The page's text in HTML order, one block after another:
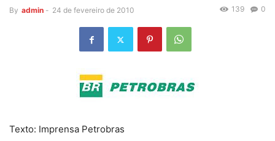
By admin - 24 de fevereiro de 2010 0
139
Texto: Imprensa Petrobras